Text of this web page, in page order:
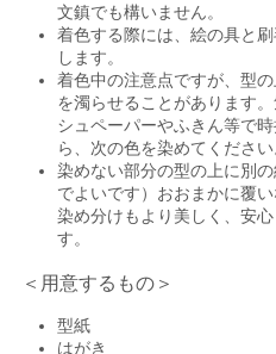
文鎮でも構いません。
着色する際には、絵の具と
します。
着色中の注意点ですが、型
を濁らせることがあります
シュペーパーやふきん等で
ら、次の色を染めてください
染めない部分の型の上に別
でよいです）おおまかに覆
染め分けもより美しく、安
す。
＜用意するもの＞
型紙
はがき